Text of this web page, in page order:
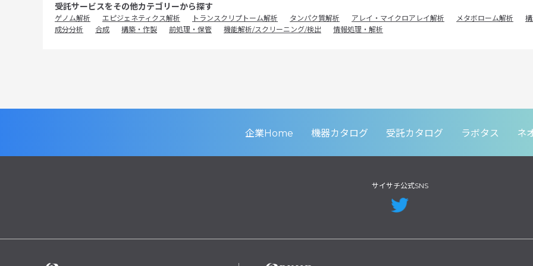
受託サービスをその他カテゴリーから探す
ゲノム解析 エピジェネティクス解析 トランスクリプトーム解析 タンパク質解析 アレイ・マイクロアレイ解析 メタボローム解析
成分分析
合成 構築・作製 前処理・保管 機能解析/スクリーニング/検出 情報処理・解析
企業Home 機器カタログ 受託カタログ ラボタス ネ
サイサチ公式SNS